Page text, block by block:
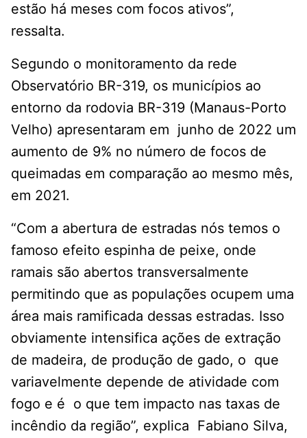
estão há meses com focos ativos”,
ressalta.
Segundo o monitoramento da rede
Observatório BR-319, os municípios ao
entorno da rodovia BR-319 (Manaus-Porto
Velho) apresentaram em junho de 2022 um
aumento de 9% no número de focos de
queimadas em comparação ao mesmo mês,
em 2021.
“Com a abertura de estradas nós temos o
famoso efeito espinha de peixe, onde
ramais são abertos transversalmente
permitindo que as populações ocupem uma
área mais ramificada dessas estradas. Isso
obviamente intensifica ações de extração
de madeira, de produção de gado, o que
variavelmente depende de atividade com
fogo e é o que tem impacto nas taxas de
incêndio da região”, explica Fabiano Silva,